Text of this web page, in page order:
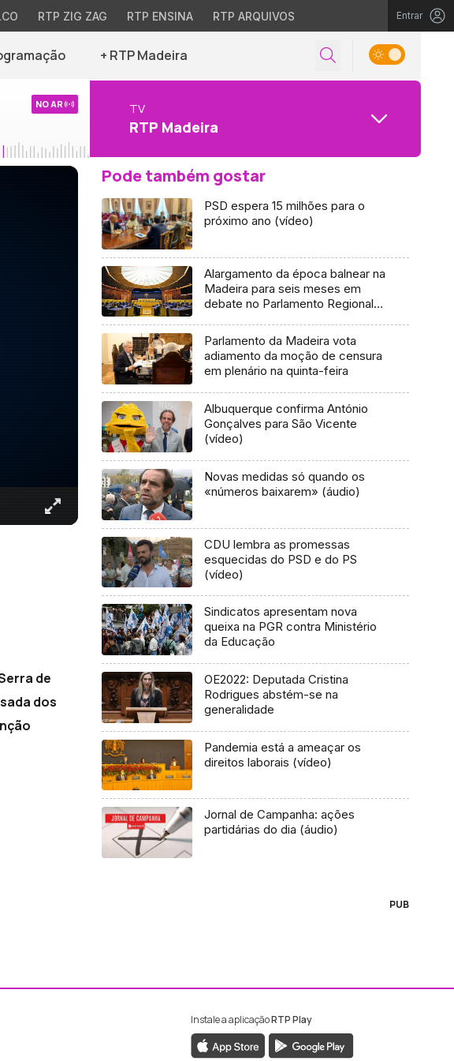
RTP ZIG ZAG RTP ENSINA RTP ARQUIVOS Entrar
+ RTP Madeira
NO AR TV
RTP Madeira
de
dos
Pode também gostar
PSD espera 15 milhões para o
próximo ano (vídeo)
Alargamento da época balnear na
Madeira para seis meses em
debate no Parlamento Regional
Parlamento da Madeira vota
adiamento da moção de censura
em plenário na quinta-feira
Albuquerque confirma António
Gonçalves para São Vicente
(vídeo)
Novas medidas só quando os
«números baixarem» (áudio)
CDU lembra as promessas
esquecidas do PSD e do PS
(vídeo)
Sindicatos apresentam nova
queixa na PGR contra Ministério
da Educação
OE2022: Deputada Cristina
Rodrigues abstém-se na
generalidade
Pandemia está a ameaçar os
direitos laborais (vídeo)
Jornal de Campanha: ações
partidárias do dia (áudio)
PUB
ao Facebook da RTP Madeira
ao Instagram da RTP Madeira
Instale a aplicaçãoRTP Play